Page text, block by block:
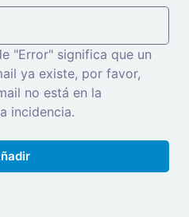
"Error" significa que un
ya existe, por favor,
no está en la
incidencia.